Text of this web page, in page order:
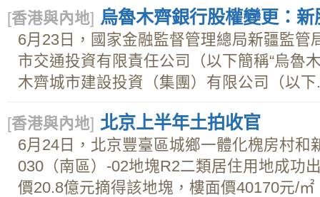
[香港與內地] 烏魯木齊銀行股權變更：
6月23日，國家金融監督管理總局新疆監管
市交通投資有限責任公司（以下簡稱“烏魯
木齊城市建設投資（集團）有限公司（以下
[香港與內地] 北京上半年土拍收官
6月24日，北京豐臺區城鄉一體化槐房村和
030（南區）-02地塊R2二類居住用地成功
價20.8億元摘得該地塊，樓面價40170元/